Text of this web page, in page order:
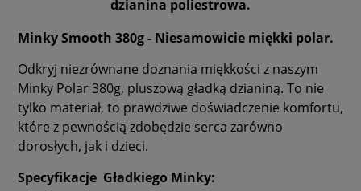
dzianina poliestrowa.
Minky Smooth 380g - Niesamowicie miękki polar.
Odkryj niezrównane doznania miękkości z naszym
Minky Polar 380g, pluszową gładką dzianiną. To nie
tylko materiał, to prawdziwe doświadczenie komfortu,
które z pewnością zdobędzie serca zarówno
dorosłych, jak i dzieci.
Specyfikacje Gładkiego Minky: